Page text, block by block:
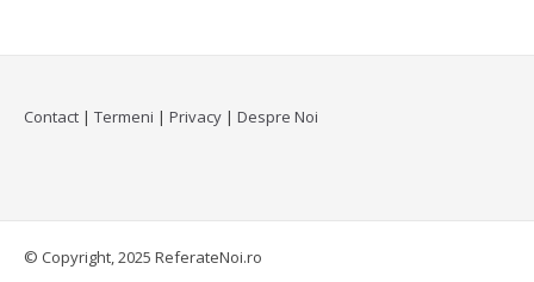
Contact | Termeni | Privacy | Despre Noi
© Copyright, 2025 ReferateNoi.ro